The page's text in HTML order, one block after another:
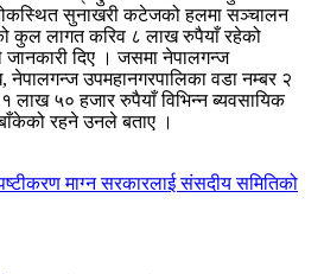
चोकस्थित सुनाखरी कटेजको हलमा सञ्चालन
कुल लागत करिव ८ लाख रुपैयाँ रहेको
दिए । जसमा नेपालगन्ज
नेपालगन्ज उपमहानगरपालिका वडा नम्बर २
लाख ५० हजार रुपैयाँ विभिन्न ब्यवसायिक
रहने उनले बताए ।
माग्न सरकारलाई संसदीय समितिको